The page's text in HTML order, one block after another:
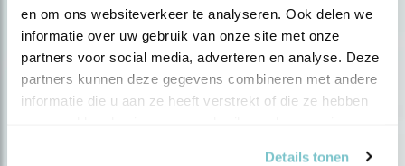
en om ons websiteverkeer te analyseren. Ook delen we
informatie over uw gebruik van onze site met onze
partners voor social media, adverteren en analyse. Deze
partners kunnen deze gegevens combineren met andere
informatie die u aan ze heeft verstrekt of die ze hebben
Details tonen